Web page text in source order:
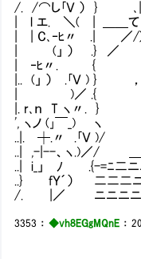
/. /⌒し｢Ｖ ） } ､
| l エ. ＼( | ＿
| | C､‐ﾋ〃
| (」 ） .}
| ‐ﾋ〃.
|.. (」
| )／ .{ |
|. r､ｎ T ヽ
', ヽノ (｣￣_)
..|. ┼.〃 .｢Ｖ
..| ,-|--、ヽ
..| i_」 ﾉ .{-
..} fＹ´） 二
/. |／ ニニニ
3353 ：◆vh8EGgMQnE ：